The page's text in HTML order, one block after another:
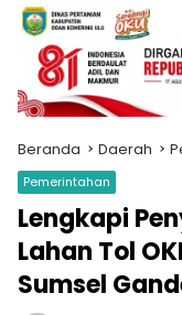
Beranda Daerah
Pemerintahan
Lengkapi
Lahan Tol
Sumsel